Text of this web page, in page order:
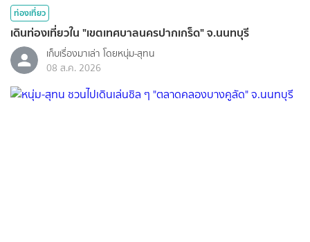
ท่องเที่ยว
เดินท่องเที่ยวใน "เขตเทศบาลนครปากเกร็ด" จ.นนทบุรี
เก็บเรื่องมาเล่า โดยหนุ่ม-สุทน
08 ส.ค. 2026